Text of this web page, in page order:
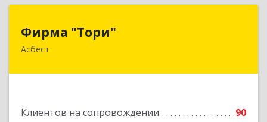
Фирма "Тори"
Асбест
Клиентов на сопровождении
90
624286, Свердловская обл, Асбест г, Малышева